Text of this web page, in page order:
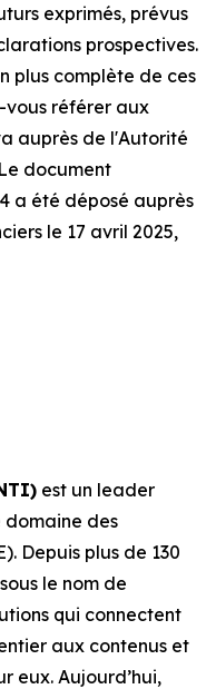
exprimés, prévus
prospectives.
plus complète de ces
vous référer aux
auprès de l'Autorité
document
a été déposé auprès
le 17 avril 2025,
est un leader
des
Depuis plus de 130
le nom de
qui connectent
aux contenus et
eux. Aujourd’hui,